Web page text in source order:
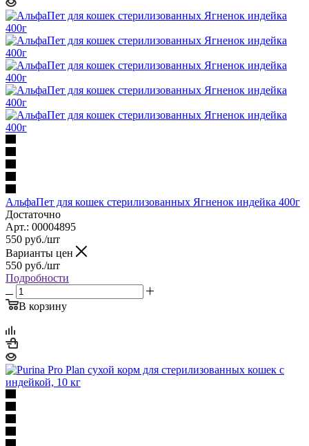
АльфаПет для кошек стерилизованных Ягненок индейка 400г
Достаточно
Арт.: 00004895
550 руб./шт
Варианты цен
550 руб./шт
Подробности
В корзину